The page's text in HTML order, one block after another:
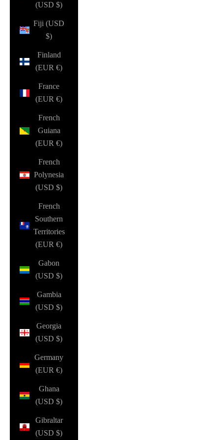
(USD $)
Fiji (USD
$)
Finland
(EUR €)
France
(EUR €)
French
Guiana
(EUR €)
French
Polynesia
(USD $)
French
Southern
Territories
(EUR €)
Gabon
(USD $)
Gambia
(USD $)
Georgia
(USD $)
Germany
(EUR €)
Ghana
(USD $)
Gibraltar
(USD $)